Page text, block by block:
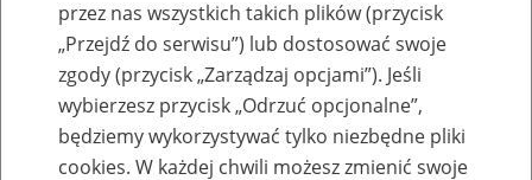
przez nas wszystkich takich plików (przycisk
„Przejdź do serwisu”) lub dostosować swoje
zgody (przycisk „Zarządzaj opcjami”). Jeśli
wybierzesz przycisk „Odrzuć opcjonalne”,
będziemy wykorzystywać tylko niezbędne pliki
cookies. W każdej chwili możesz zmienić swoje